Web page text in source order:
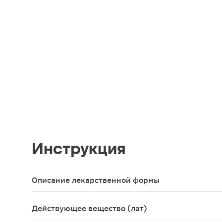
Инструкция
Описание лекарственной формы
Действующее вещество (лат)